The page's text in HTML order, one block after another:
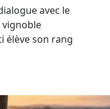
avec le
vignoble
élève son rang